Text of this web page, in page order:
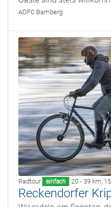
ADFC Bamberg
Radtour einfach 20 - 39 km,
Reckendorfer